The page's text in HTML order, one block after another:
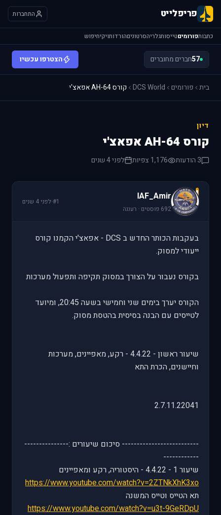
פריפלייט התחברות
כתבותפורומיםטייסותגלריהסרטוניםהורדותויקיחיפוש
57חברים מחוברים הצטרפו עכשיו
בית פורומים DCS World קורס AH-64 אפאצ'י
דיון
קורס AH-64 אפאצ'י
3 הודעות 1,176 צפיות לפני 4 שנים
I
IAF_Amir
692 פוסטים · רעננה
#1
·לפני 4 שנים
בעקבות הכותר החדש ב DCS - אפאצ'י הקמנו קורס
ייעודי למסוק.
בקורס נעבור על הצורך במסוק תקיפה ותפעול מערכות
הקורס יערך בימים שני וחמישי בשעה 20:45, ומיועד
לטייסים עם הבנה בסיסית בהטסת מסוק.
שיעור ראשון - 4.4.22 - רקע, מאפיינים, מערכות
וחיישנים, הכרת התא
2.7.11.22041
-------------------------- סיכום שיעורים :---------------
------------
שיעור 1 - 4.4.22 - היסטוריה, רקע ומאפיינים
https://www.youtube.com/watch?v=2ZTNkXhK3xo
תא הטייס וטייס המשנה
https://www.youtube.com/watch?v=u3t-9GeRDpU